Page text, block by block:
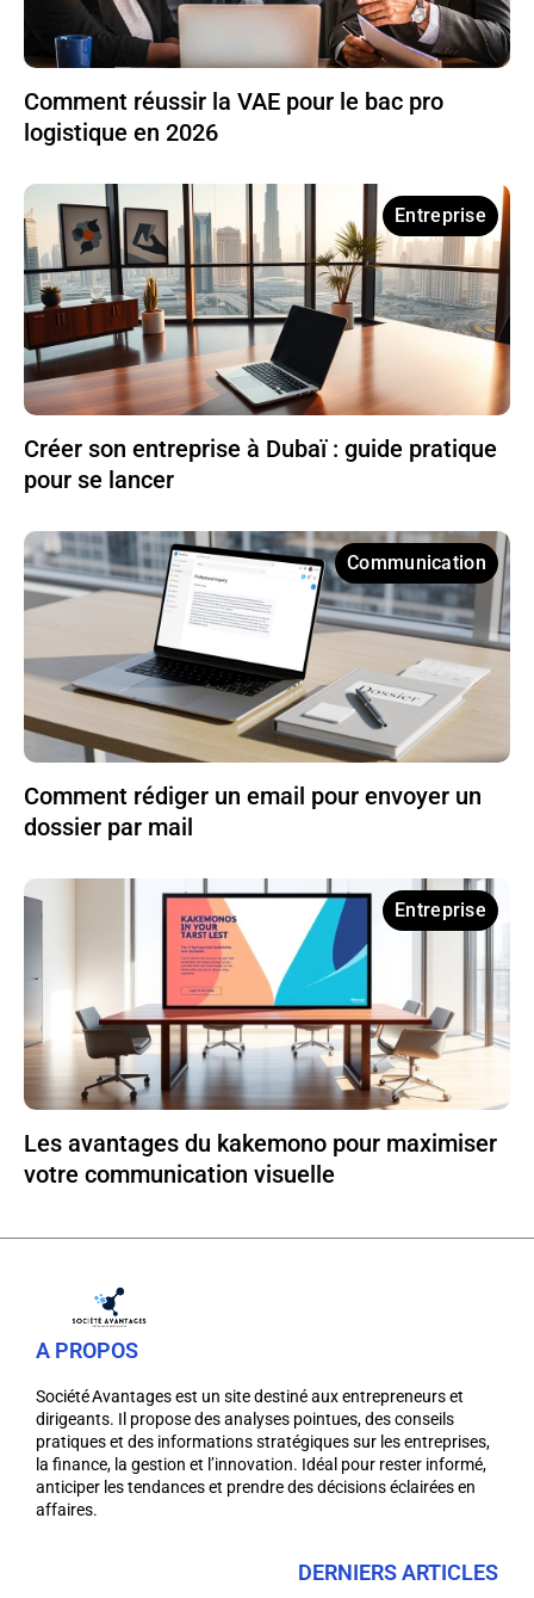
Comment réussir la VAE pour le bac pro
logistique en 2026
Entreprise
Créer son entreprise à Dubaï : guide pratique
pour se lancer
Communication
Comment rédiger un email pour envoyer un
dossier par mail
Entreprise
Les avantages du kakemono pour maximiser
votre communication visuelle
A PROPOS
Société Avantages est un site destiné aux entrepreneurs et
dirigeants. Il propose des analyses pointues, des conseils
pratiques et des informations stratégiques sur les entreprises,
la finance, la gestion et l’innovation. Idéal pour rester informé,
anticiper les tendances et prendre des décisions éclairées en
affaires.
DERNIERS ARTICLES